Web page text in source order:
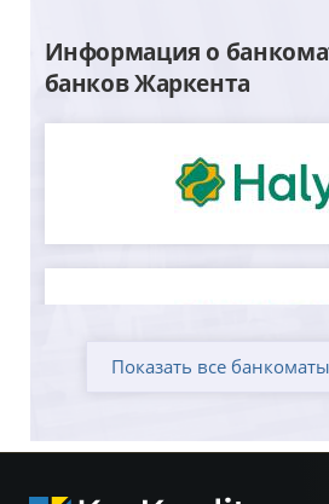
Информация о
банков Жаркента
Показать все